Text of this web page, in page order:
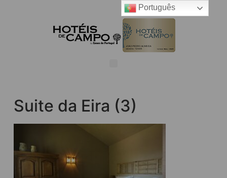
Suite da Eira (3)
Português